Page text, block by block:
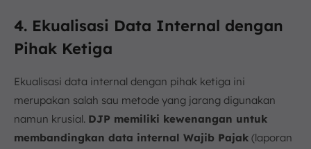
4. Ekualisasi Data Internal dengan
Pihak Ketiga
Ekualisasi data internal dengan pihak ketiga ini
merupakan salah sau metode yang jarang digunakan
namun krusial. DJP memiliki kewenangan untuk
membandingkan data internal Wajib Pajak (laporan